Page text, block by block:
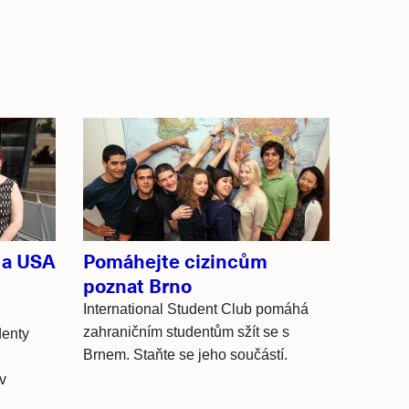
USA
Pomáhejte cizincům
poznat Brno
International Student Club pomáhá
zahraničním studentům sžít se s
Brnem. Staňte se jeho součástí.